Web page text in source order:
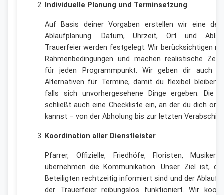
Individuelle Planung und Terminsetzung
Auf Basis deiner Vorgaben erstellen wir eine
Ablaufplanung. Datum, Uhrzeit, Ort und
Trauerfeier werden festgelegt. Wir berücksichtigen
Rahmenbedingungen und machen realistische
für jeden Programmpunkt. Wir geben dir auch
Alternativen für Termine, damit du flexibel bleiben
falls sich unvorhergesehene Dinge ergeben. Die
schließt auch eine Checkliste ein, an der du dich
kannst – von der Abholung bis zur letzten
Koordination aller Dienstleister
Pfarrer, Offizielle, Friedhöfe, Floristen,
übernehmen die Kommunikation. Unser Ziel ist,
Beteiligten rechtzeitig informiert sind und der Ablauf
der Trauerfeier reibungslos funktioniert. Wir